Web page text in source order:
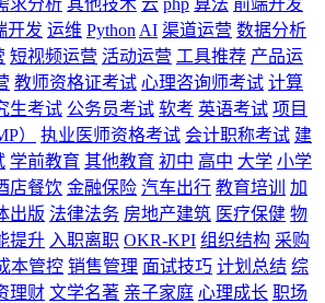
求分析 其他技术 云 php 算法 前端开发
开发 运维 Python AI 渠道运营 数据分析
短视频运营 活动运营 工具推荐 产品运
教师资格证考试 心理咨询师考试 计算
生考试 公务员考试 软考 英语考试 项目
）
执业医师资格考试 会计职称考试 建
学前教育 其他教育 初中 高中 大学 小学
店餐饮 金融保险 汽车出行 教育培训
加
出版 法律法务 房地产建筑 医疗保健 物
提升 入职离职 OKR-KPI 组织结构 采购
本管控 销售管理 面试技巧 计划总结 综
理财 文学名著 亲子家庭 心理成长 职场